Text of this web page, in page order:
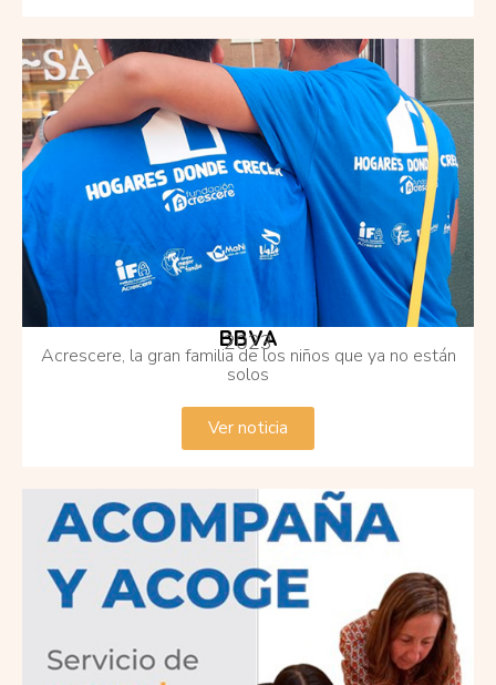
BBVA
2023
Acrescere, la gran familia de los niños que ya no están
solos
Ver noticia